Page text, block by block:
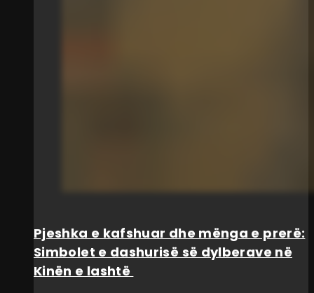
Pjeshka e kafshuar dhe mënga e prerë:
Simbolet e dashurisë së dylberave në
Kinën e lashtë